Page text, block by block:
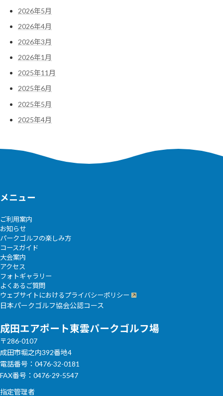
2026年5月
2026年4月
2026年3月
2026年1月
2025年11月
2025年6月
2025年5月
2025年4月
メニュー
ご利用案内
お知らせ
パークゴルフの楽しみ方
コースガイド
大会案内
アクセス
フォトギャラリー
よくあるご質問
ウェブサイトにおけるプライバシーポリシー
日本パークゴルフ協会公認コース
成田エアポート東雲パークゴルフ場
〒286-0107
成田市堀之内392番地4
電話番号：0476-32-0181
FAX番号：0476-29-5547
指定管理者